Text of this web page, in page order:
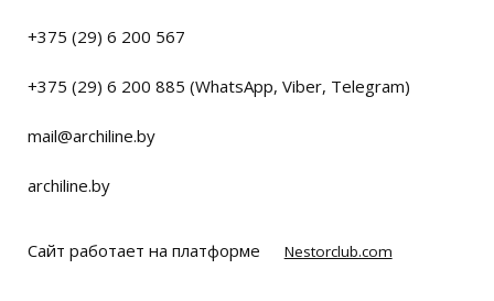
+375 (29) 6 200 567
+375 (29) 6 200 885 (WhatsApp, Viber, Telegram)
mail@archiline.by
archiline.by
Сайт работает на платформе Nestorclub.com